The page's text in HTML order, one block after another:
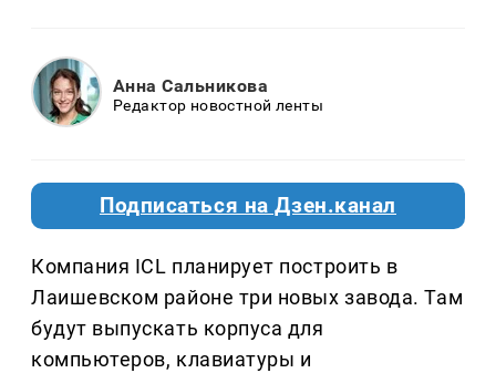
Анна Сальникова
Редактор новостной ленты
Подписаться на Дзен.канал
Компания ICL планирует построить в
Лаишевском районе три новых завода. Там
будут выпускать корпуса для
компьютеров, клавиатуры и